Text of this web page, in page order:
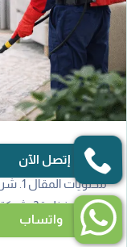
شركة
بخطة
للمنازل3. شركة مكافحة…
إتصل الآن
واتساب